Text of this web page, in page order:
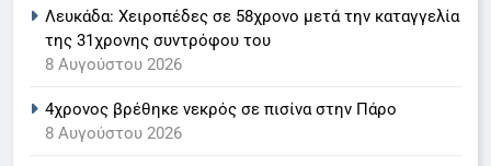
Το τελεφερίκ της Αίτνας
μεταφέρει επισκέπτες στο
ενεργό ηφαίστειο
29 Ιουλίου 2026
Λευκάδα: Χειροπέδες σε 58χρονο μετά την καταγγελία
της 31χρονης συντρόφου του
8 Αυγούστου 2026
4χρονος βρέθηκε νεκρός σε πισίνα στην Πάρο
8 Αυγούστου 2026
6
LIFESTYLE-MEDIA